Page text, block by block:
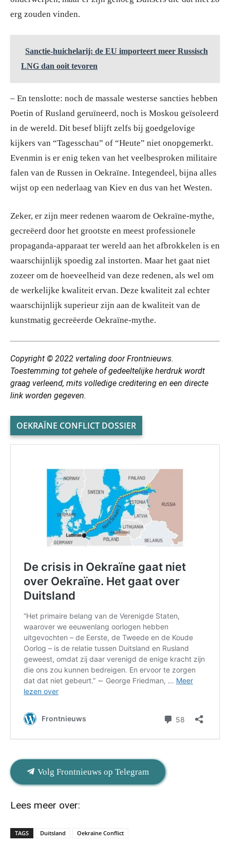
erg zouden vinden.
Sanctie-huichelarij: de EU importeert meer Russisch
LNG dan ooit tevoren
– En tenslotte: noch de massale westerse sancties hebben
Poetin of Rusland geruïneerd, noch is Moskou geïsoleerd
in de wereld. Dit besef blijft zelfs bij goedgelovige
kijkers van “Tagesschau” of “Heute” niet onopgemerkt.
Evenmin is er enig teken van het veelbesproken militaire
falen van de Russen in Oekraïne. Integendeel, bijna alles
wijst op een nederlaag van Kiev en dus van het Westen.
Zeker, er zijn meer redenen waarom de Oekraïne-mythe,
gecreëerd door het grootste en meest professionele
propaganda-apparaat ter wereld aan het afbrokkelen is en
waarschijnlijk spoedig zal instorten. Maar het gaat niet
zozeer om de hoeveelheid van deze redenen, als wel om
de werkelijke kwaliteit ervan. Deze kwaliteit zal echter
waarschijnlijk superieur zijn aan de kwaliteit van de
kunstmatig gecreëerde Oekraïne-mythe.
Copyright © 2022 vertaling door Frontnieuws.
Toestemming tot gehele of gedeeltelijke herdruk wordt
graag verleend, mits volledige creditering en een directe
link worden gegeven.
OEKRAÏNE CONFLICT DOSSIER
Volg Frontnieuws op Telegram
Lees meer over:
TAGS Duitsland Oekraïne Conflict